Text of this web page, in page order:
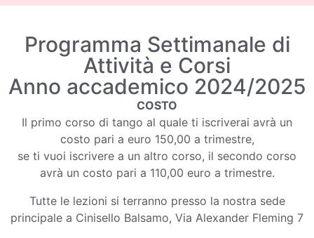
Programma Settimanale di
Attività e Corsi
Anno accademico 2024/2025
COSTO
Il primo corso di tango al quale ti iscriverai avrà un
costo pari a euro 150,00 a trimestre,
se ti vuoi iscrivere a un altro corso, il secondo corso
avrà un costo pari a 110,00 euro a trimestre.
Tutte le lezioni si terranno presso la nostra sede
principale a Cinisello Balsamo, Via Alexander Fleming 7